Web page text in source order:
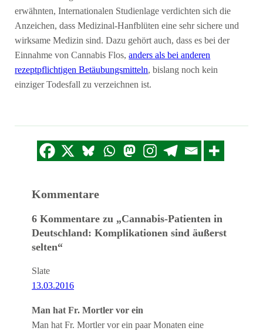
erwähnten, Internationalen Studienlage verdichten sich die
Anzeichen, dass Medizinal-Hanfblüten eine sehr sichere und
wirksame Medizin sind. Dazu gehört auch, dass es bei der
Einnahme von Cannabis Flos,anders als bei anderen
rezeptpflichtigen Betäubungsmitteln, bislang noch kein
einziger Todesfall zu verzeichnen ist.
Kommentare
6 Kommentare zu „Cannabis-Patienten in
Deutschland: Komplikationen sind äußerst
selten“
Slate
13.03.2016
Man hat Fr. Mortler vor ein
Man hat Fr. Mortler vor ein paar Monaten eine